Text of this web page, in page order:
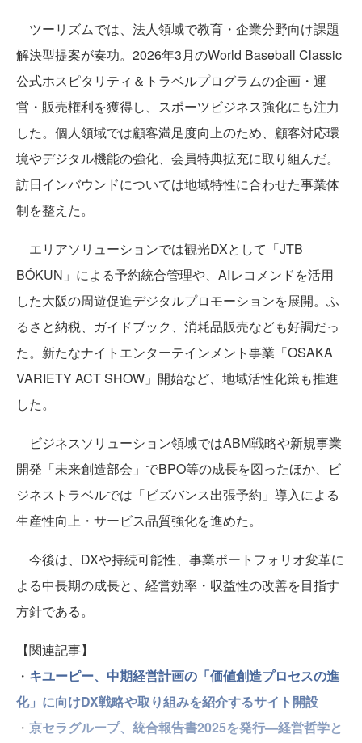
ツーリズムでは、法人領域で教育・企業分野向け課題
解決型提案が奏功。2026年3月のWorld Baseball Classic
公式ホスピタリティ＆トラベルプログラムの企画・運
営・販売権利を獲得し、スポーツビジネス強化にも注力
した。個人領域では顧客満足度向上のため、顧客対応環
境やデジタル機能の強化、会員特典拡充に取り組んだ。
訪日インバウンドについては地域特性に合わせた事業体
制を整えた。
エリアソリューションでは観光DXとして「JTB
BÓKUN」による予約統合管理や、AIレコメンドを活用
した大阪の周遊促進デジタルプロモーションを展開。ふ
るさと納税、ガイドブック、消耗品販売なども好調だっ
た。新たなナイトエンターテインメント事業「OSAKA
VARIETY ACT SHOW」開始など、地域活性化策も推進
した。
ビジネスソリューション領域ではABM戦略や新規事業
開発「未来創造部会」でBPO等の成長を図ったほか、ビ
ジネストラベルでは「ビズバンス出張予約」導入による
生産性向上・サービス品質強化を進めた。
今後は、DXや持続可能性、事業ポートフォリオ変革に
よる中長期の成長と、経営効率・収益性の改善を目指す
方針である。
【関連記事】
・ キユーピー、中期経営計画の「価値創造プロセスの進
化」に向けDX戦略や取り組みを紹介するサイト開設
・ 京セラグループ、統合報告書2025を発行—経営哲学と